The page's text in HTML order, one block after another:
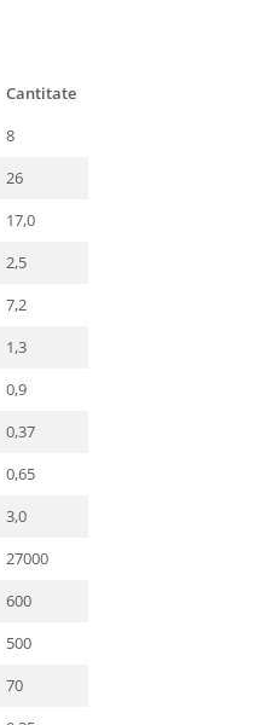
Cantitate
8
26
17,0
2,5
7,2
1,3
0,9
0,37
0,65
3,0
27000
600
500
70